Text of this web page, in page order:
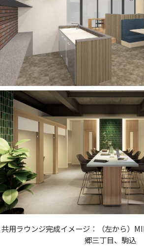
共用ラウンジ完成イメージ：（左から）
郷三丁目、駒込